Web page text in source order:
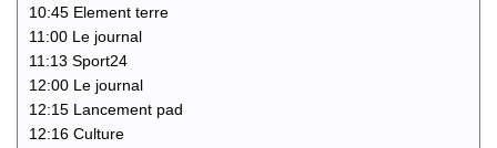
10:45 Element terre
11:00 Le journal
11:13 Sport24
12:00 Le journal
12:15 Lancement pad
12:16 Culture